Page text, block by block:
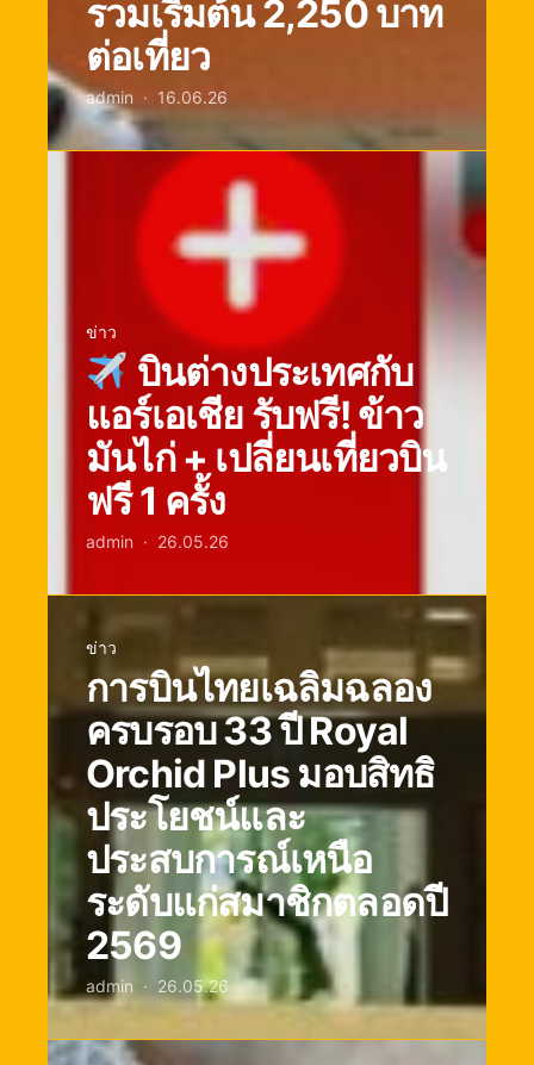
รวมเริ่มต้น 2,250 บาท
ต่อเที่ยว
admin 16.06.26
ข่าว
บินต่างประเทศกับ
แอร์เอเชีย รับฟรี! ข้าว
มันไก่ + เปลี่ยนเที่ยวบิน
ฟรี 1 ครั้ง
admin 26.05.26
ข่าว
การบินไทยเฉลิมฉลอง
ครบรอบ 33 ปี Royal
Orchid Plus มอบสิทธิ
ประโยชน์และ
ประสบการณ์เหนือ
ระดับแก่สมาชิกตลอดปี
2569
admin 26.05.26